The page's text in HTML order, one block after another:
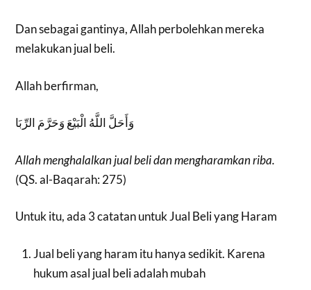
Dan sebagai gantinya, Allah perbolehkan mereka
melakukan jual beli.
Allah berfirman,
وَأَحَلَّ اللَّهُ الْبَيْعَ وَحَرَّمَ الرِّبَا
Allah menghalalkan jual beli dan mengharamkan riba.
(QS. al-Baqarah: 275)
Untuk itu, ada 3 catatan untuk Jual Beli yang Haram
Jual beli yang haram itu hanya sedikit. Karena
hukum asal jual beli adalah mubah